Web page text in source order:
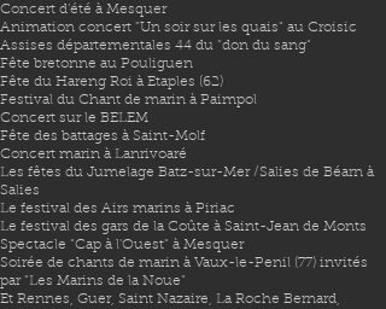
Concert d’été à Mesquer
Animation concert "Un soir sur les quais" au Croisic
Assises départementales 44 du "don du sang"
Fête bretonne au Pouliguen
Fête du Hareng Roi à Etaples (62)
Festival du Chant de marin à Paimpol
Concert sur le BELEM
Fête des battages à Saint-Molf
Concert marin à Lanrivoaré
Les fêtes du Jumelage Batz-sur-Mer /Salies de Béarn à
Salies
Le festival des Airs marins à Piriac
Le festival des gars de la Coûte à Saint-Jean de Monts
Spectacle "Cap à l'Ouest" à Mesquer
Soirée de chants de marin à Vaux-le-Penil (77) invités
par "Les Marins de la Noue"
Et Rennes, Guer, Saint Nazaire, La Roche Bernard,